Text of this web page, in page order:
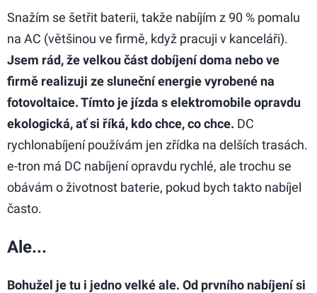
Snažím se šetřit baterii, takže nabíjím z 90 % pomalu
na AC (většinou ve firmě, když pracuji v kanceláři).
Jsem rád, že velkou část dobíjení doma nebo ve
firmě realizuji ze sluneční energie vyrobené na
fotovoltaice. Tímto je jízda s elektromobile opravdu
ekologická, ať si říká, kdo chce, co chce. DC
rychlonabíjení používám jen zřídka na delších trasách.
e-tron má DC nabíjení opravdu rychlé, ale trochu se
obávám o životnost baterie, pokud bych takto nabíjel
často.
Ale...
Bohužel je tu i jedno velké ale. Od prvního nabíjení si